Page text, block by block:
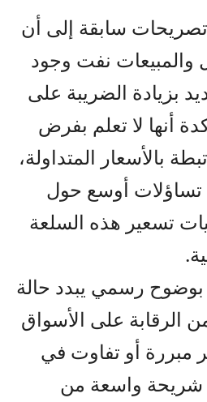
سابقة إلى أن
والمبيعات نفت وجود
بزيادة الضريبة على
أنها لا تعلم بفرض
بالأسعار المتداولة،
تساؤلات أوسع حول
تسعير هذه السلعة
رسمي يبدد حالة
الرقابة على الأسواق
مبررة أو تفاوت في
شريحة واسعة من